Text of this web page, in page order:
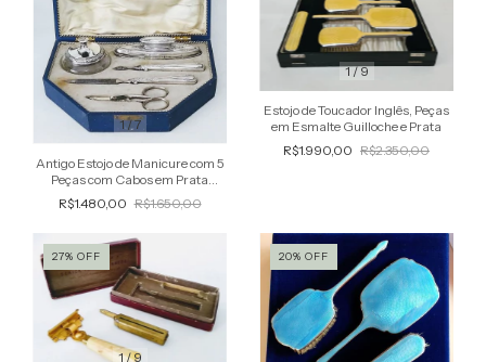
1/7
Antigo Estojo de Manicure com 5
Peças com Cabos em Prata
Inglesa
R$1.480,00 R$1.650,00
1/9
Estojo de Toucador Inglês, Peças
em Esmalte Guilloche e Prata
R$1.990,00 R$2.350,00
1/9
27% OFF 20% OFF